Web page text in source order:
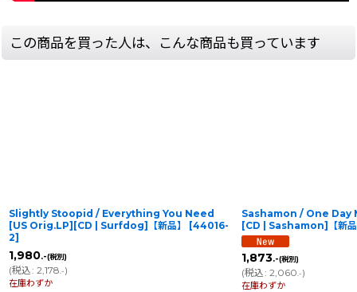
この商品を買った人は、こんな商品も買っています
Slightly Stoopid / Everything You Need
[US Orig.LP][CD | Surfdog]【新品】
[44016-
2]
1,980.-(税別)
(税込: 2,178.-)
在庫わずか
Sashamon / One Day
[CD | Sashamon]【新
1,873.-(税別)
(税込: 2,060 .-)
在庫わずか